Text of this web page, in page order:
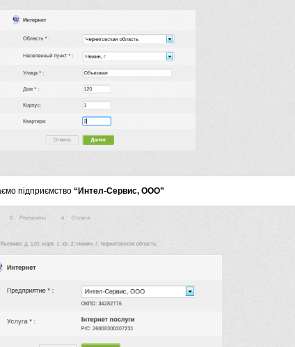
підприємство “Интел-Сервис, ООО”